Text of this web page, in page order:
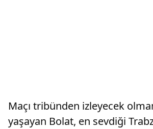
Maçı tribünden izleyecek
yaşayan Bolat, en sevdiği